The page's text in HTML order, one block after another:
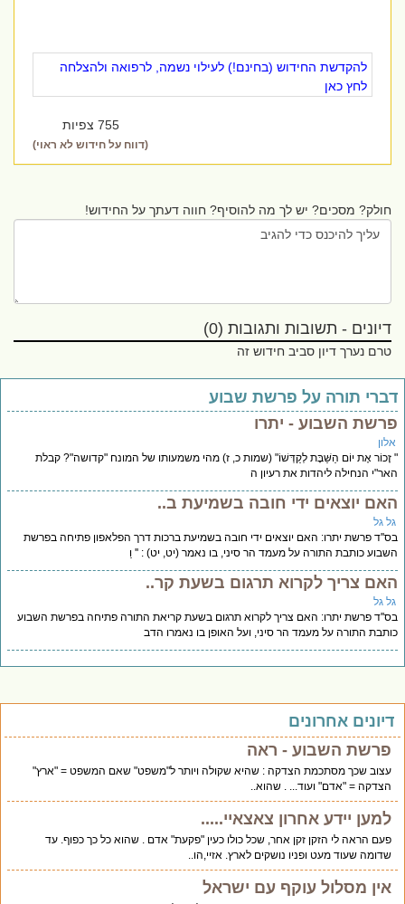
להקדשת החידוש (בחינם!) לעילוי נשמה, לרפואה ולהצלחה
לחץ כאן
755 צפיות
(דווח על חידוש לא ראוי)
חולק? מסכים? יש לך מה להוסיף? חווה דעתך על החידוש!
דיונים - תשובות ותגובות (0)
טרם נערך דיון סביב חידוש זה
תורה על פרשת שבוע
השבוע - יתרו
אֶת יוֹם הַשַּׁבָּת לְקַדְּשׁוֹ" (שמות כ, ז) מהי משמעותו של המונח "קדושה"? קבלת
הנחילה ליהדות את רעיון ה
יוצאים ידי חובה בשמיעת ב..
גל
פרשת יתרו: האם יוצאים ידי חובה בשמיעת ברכות דרך הפלאפון פתיחה בפרשת
כותבת התורה על מעמד הר סיני, בו נאמר (יט, יט) : '' וַ
צריך לקרוא תרגום בשעת קר..
גל
פרשת יתרו: האם צריך לקרוא תרגום בשעת קריאת התורה פתיחה בפרשת השבוע
התורה על מעמד הר סיני, ועל האופן בו נאמרו הדב
אחרונים
פרשת השבוע - ראה
עצוב שכך מסתכמת הצדקה : שהיא שקולה ויותר ל"משפט" שאם המשפט = "ארץ"
הצדקה = "אדם" ועוד... . שהוא..
למען יידע אחרון צאצאיי.....
פעם הראה לי הזקן זקן אחר, שכל כולו כעין "פקעת" אדם . שהוא כל כך כפוף. עד
שדומה שעוד מעט ופניו נושקים לארץ. אזיי,הו..
אין מסלול עוקף עם ישראל